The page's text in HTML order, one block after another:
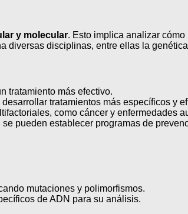
y molecular. Esto implica analizar
diversas disciplinas, entre ellas la
tratamiento más efectivo.
tratamientos más específicos y
como cáncer y enfermedades
pueden establecer programas de
mutaciones y polimorfismos.
de ADN para su análisis.